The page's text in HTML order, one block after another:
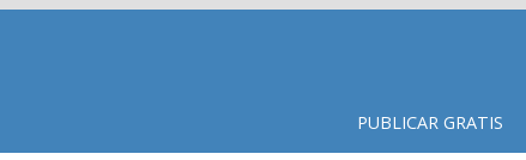
PUBLICAR GRATIS